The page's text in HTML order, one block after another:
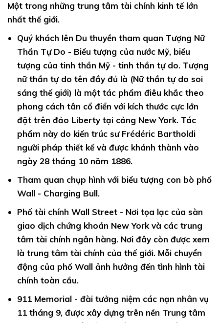
Thành phố biển San Diego, Kinh đô điện ảnh
thế giới Hollywood tại Los Angeles.
Khám phá thiên nhiên hùng vĩ của Hoa Kỳ tại
tiểu bang Arizona
Một trong những trung tâm tài chính kinh tế lớn
nhất thế giới.
Quý khách lên Du thuyền tham quan Tượng Nữ
Thần Tự Do - Biểu tượng của nước Mỹ, biểu
tượng của tinh thần Mỹ - tinh thần tự do. Tượng
nữ thần tự do tên đầy đủ là (Nữ thần tự do soi
sáng thế giới) là một tác phẩm điêu khắc theo
phong cách tân cổ điển với kích thước cực lớn
đặt trên đảo Liberty tại cảng New York. Tác
phẩm này do kiến trúc sư Frédéric Bartholdi
người pháp thiết kế và được khánh thành vào
ngày 28 tháng 10 năm 1886.
Tham quan chụp hình với biểu tượng con bò phố
Wall - Charging Bull.
Phố tài chính Wall Street - Nơi tọa lạc của sàn
giao dịch chứng khoán New York và các trung
tâm tài chính ngân hàng. Nơi đây còn được xem
là trung tâm tài chính của thế giới. Mỗi chuyển
động của phố Wall ảnh hưởng đến tình hình tài
chính toàn cầu.
911 Memorial - đài tưởng niệm các nạn nhân vụ
11 tháng 9, được xây dựng trên nền Trung tâm